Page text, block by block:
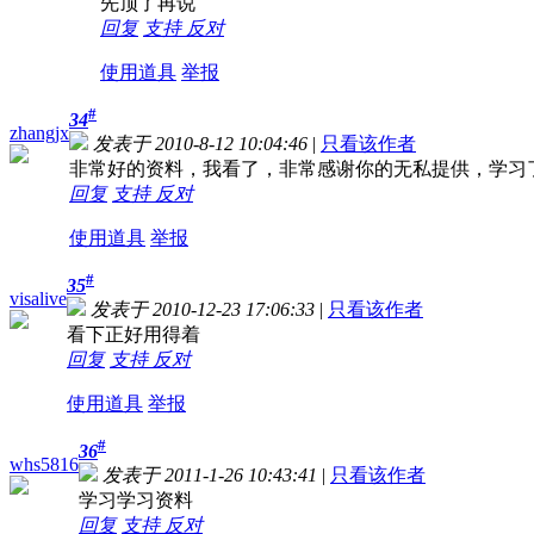
回复 支持 反对
使用道具 举报
zhangjx
34#
发表于 2010-8-12 10:04:46 | 只看该作者
非常好的资料，我看了，非常感谢你的无私提供，学习
回复 支持 反对
使用道具 举报
visalive
35#
发表于 2010-12-23 17:06:33 | 只看该作者
看下正好用得着
回复 支持 反对
使用道具 举报
whs5816
36#
发表于 2011-1-26 10:43:41 | 只看该作者
学习学习资料
回复 支持 反对